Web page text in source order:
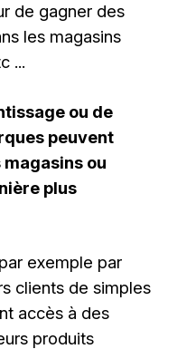
de gagner des
les magasins
...
ou de
peuvent
ou
plus
exemple par
clients de simples
accès à des
produits